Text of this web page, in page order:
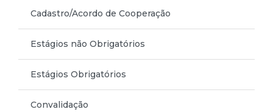
Cadastro/Acordo de Cooperação
Estágios não Obrigatórios
Estágios Obrigatórios
Convalidação